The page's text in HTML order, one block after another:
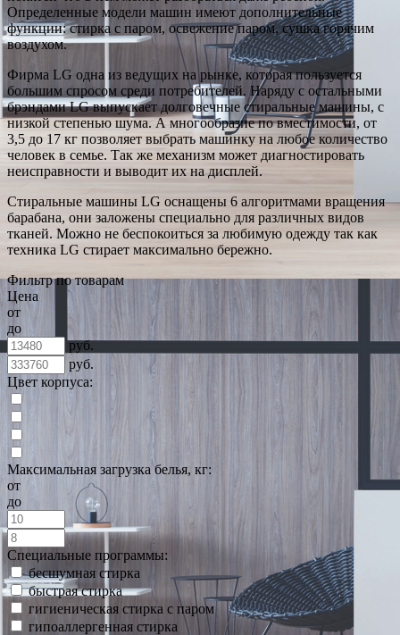
Определенные модели машин имеют дополнительные
функции: стирка с паром, освежение паром, сушка горячим
воздухом.
Фирма LG одна из ведущих на рынке, которая пользуется
большим спросом среди потребителей. Наряду с остальными
брэндами LG выпускает долговечные стиральные машины, с
низкой степенью шума. А многообразие по вместимости, от
3,5 до 17 кг позволяет выбрать машинку на любое количество
человек в семье. Так же механизм может диагностировать
неисправности и выводит их на дисплей.
Стиральные машины LG оснащены 6 алгоритмами вращения
барабана, они заложены специально для различных видов
тканей. Можно не беспокоиться за любимую одежду так как
техника LG стирает максимально бережно.
Фильтр по товарам
Цена
от
до
руб.
руб.
Цвет корпуса:
Максимальная загрузка белья, кг:
от
до
Специальные программы:
бесшумная стирка
быстрая стирка
гигиеническая стирка с паром
гипоаллергенная стирка